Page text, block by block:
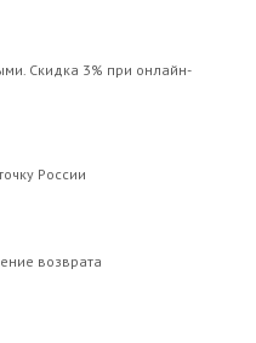
Скидка 3% при онлайн-
России
возврата